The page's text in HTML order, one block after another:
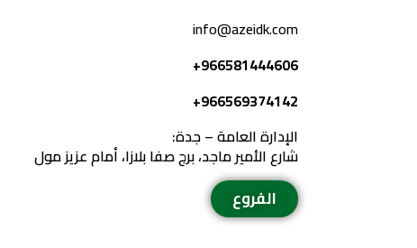
info@azeidk.com
966581444606+
966569374142+
الإدارة العامة – جدة:
شارع الأمير ماجد، برج صفا بلازا، أمام عزيز مول
الفروع